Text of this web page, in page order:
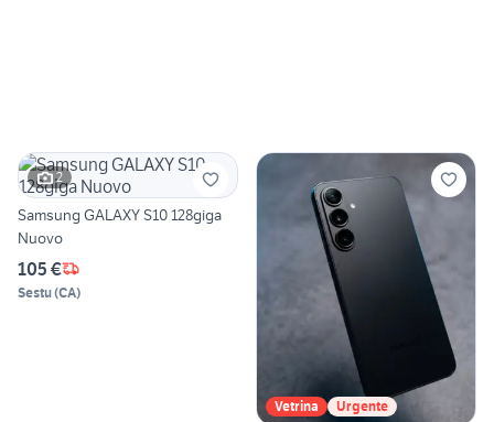
2
Samsung GALAXY S10 128giga
Nuovo
105 €
Sestu(CA)
Vetrina Urgente